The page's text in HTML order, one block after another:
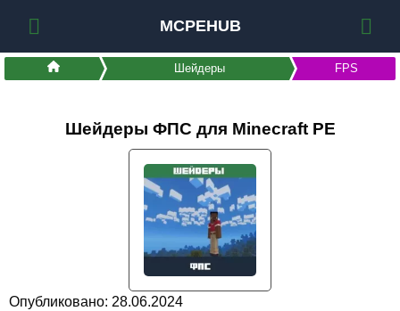
MCPEHUB
Шейдеры FPS
Шейдеры ФПС для Minecraft PE
Опубликовано: 28.06.2024